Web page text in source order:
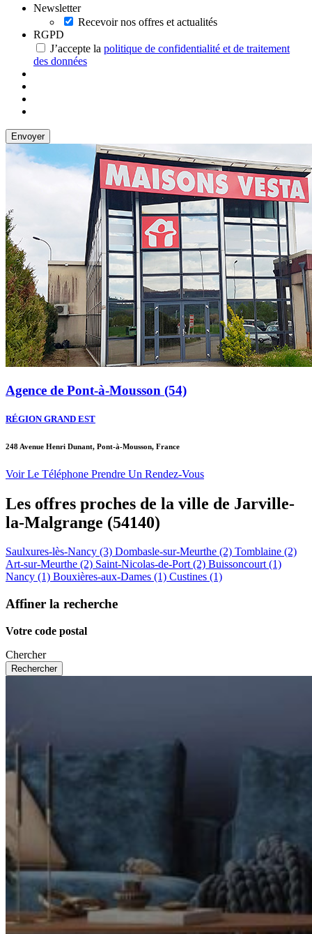
Newsletter
Recevoir nos offres et actualités
RGPD
J’accepte la politique de confidentialité et de traitement
des données
Agence de Pont-à-Mousson (54)
RÉGION GRAND EST
248 Avenue Henri Dunant, Pont-à-Mousson, France
Voir Le Téléphone Prendre Un Rendez-Vous
Les offres proches de la ville de Jarville-
la-Malgrange (54140)
Saulxures-lès-Nancy (3) Dombasle-sur-Meurthe (2) Tomblaine (2)
Art-sur-Meurthe (2) Saint-Nicolas-de-Port (2) Buissoncourt (1)
Nancy (1) Bouxières-aux-Dames (1) Custines (1)
Affiner la recherche
Votre code postal
Chercher